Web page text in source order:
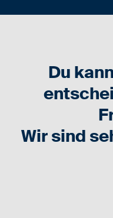
Du
Wir sind